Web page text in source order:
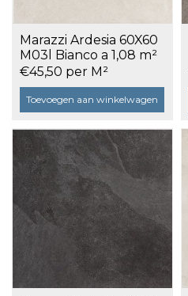
Marazzi Ardesia 60X60
M03l Bianco a 1,08 m²
€45,50 per M²
Toevoegen aan winkelwagen